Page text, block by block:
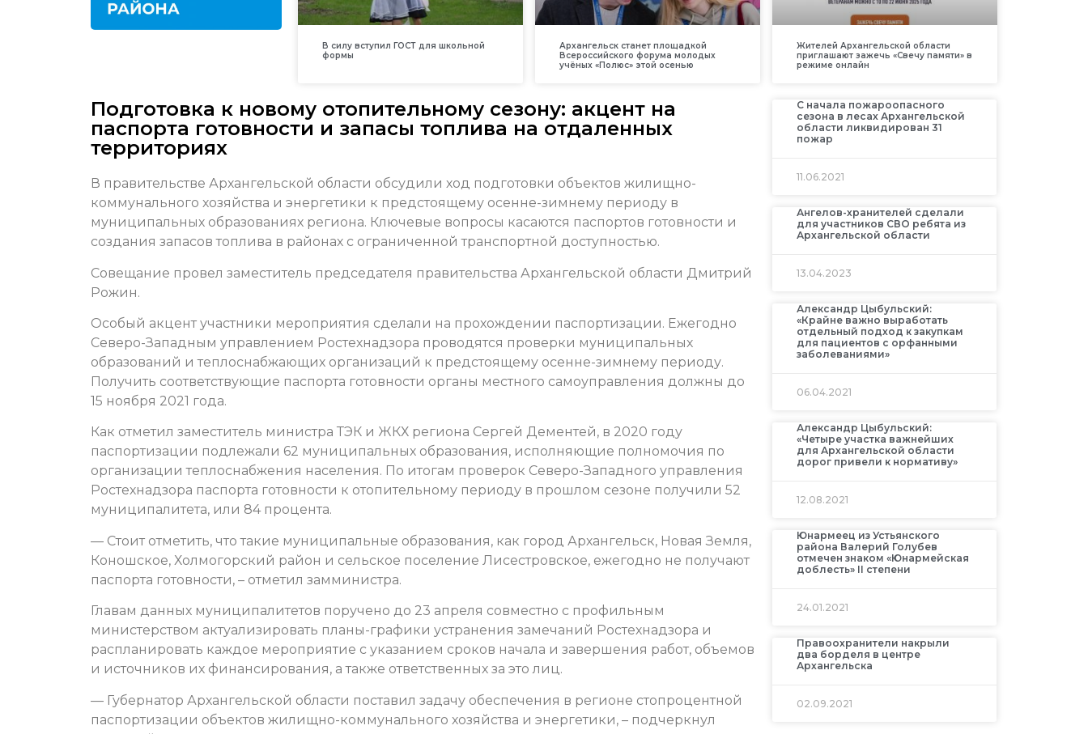
В силу вступил ГОСТ для школьной
формы
Архангельск станет площадкой
Всероссийского форума молодых
учёных «Полюс» этой осенью
Жителей Архангельской области
приглашают зажечь «Свечу памяти» в
режиме онлайн
Подготовка к новому отопительному сезону: акцент на
паспорта готовности и запасы топлива на отдаленных
территориях
В правительстве Архангельской области обсудили ход подготовки объектов жилищно-
коммунального хозяйства и энергетики к предстоящему осенне-зимнему периоду в
муниципальных образованиях региона. Ключевые вопросы касаются паспортов готовности и
создания запасов топлива в районах с ограниченной транспортной доступностью.
Совещание провел заместитель председателя правительства Архангельской области Дмитрий
Рожин.
Особый акцент участники мероприятия сделали на прохождении паспортизации. Ежегодно
Северо-Западным управлением Ростехнадзора проводятся проверки муниципальных
образований и теплоснабжающих организаций к предстоящему осенне-зимнему периоду.
Получить соответствующие паспорта готовности органы местного самоуправления должны до
15 ноября 2021 года.
Как отметил заместитель министра ТЭК и ЖКХ региона Сергей Дементей, в 2020 году
паспортизации подлежали 62 муниципальных образования, исполняющие полномочия по
организации теплоснабжения населения. По итогам проверок Северо-Западного управления
Ростехнадзора паспорта готовности к отопительному периоду в прошлом сезоне получили 52
муниципалитета, или 84 процента.
— Стоит отметить, что такие муниципальные образования, как город Архангельск, Новая Земля,
Коношское, Холмогорский район и сельское поселение Лисестровское, ежегодно не получают
паспорта готовности, – отметил замминистра.
Главам данных муниципалитетов поручено до 23 апреля совместно с профильным
министерством актуализировать планы-графики устранения замечаний Ростехнадзора и
распланировать каждое мероприятие с указанием сроков начала и завершения работ, объемов
и источников их финансирования, а также ответственных за это лиц.
— Губернатор Архангельской области поставил задачу обеспечения в регионе стопроцентной
паспортизации объектов жилищно-коммунального хозяйства и энергетики, – подчеркнул
С начала пожароопасного
сезона в лесах Архангельской
области ликвидирован 31
пожар
11.06.2021
Ангелов-хранителей сделали
для участников СВО ребята из
Архангельской области
13.04.2023
Александр Цыбульский:
«Крайне важно выработать
отдельный подход к закупкам
для пациентов с орфанными
заболеваниями»
06.04.2021
Александр Цыбульский:
«Четыре участка важнейших
для Архангельской области
дорог привели к нормативу»
12.08.2021
Юнармеец из Устьянского
района Валерий Голубев
отмечен знаком «Юнармейская
доблесть» II степени
24.01.2021
Правоохранители накрыли
два борделя в центре
Архангельска
02.09.2021